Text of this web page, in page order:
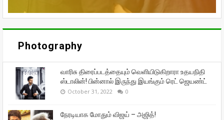
Photography
வாரிசு திரைப்படத்தையும் வெளியிடுகிறாரா உதயநிதி
ஸ்டாலின்! பின்னால் இருந்து இயங்கும் ரெட் ஜெயண்ட்
October 31, 2022 0
நேரடியாக மோதும் விஜய் – அஜித்!